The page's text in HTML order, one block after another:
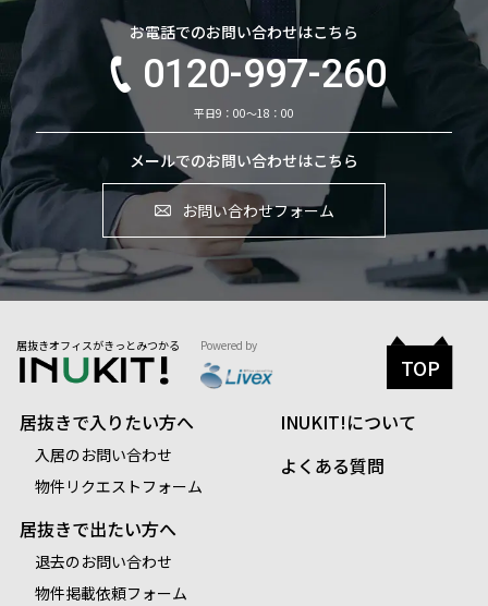
お電話でのお問い合わせはこちら
0120-997-260
平日9：00～18：00
メールでのお問い合わせはこちら
お問い合わせフォーム
居抜きオフィスがきっとみつかる Powered by
居抜きで入りたい方へ
入居のお問い合わせ
物件リクエストフォーム
居抜きで出たい方へ
退去のお問い合わせ
物件掲載依頼フォーム
INUKIT!について
よくある質問
TOP